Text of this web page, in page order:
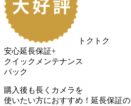
トクトク
安心延長保証+
クイックメンテナンス
パック
購入後も長くカメラを
使いたい方におすすめ！ 延長保証の